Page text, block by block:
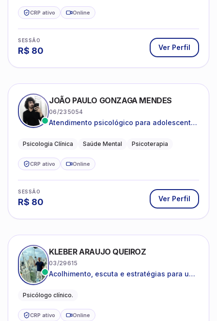
CRP ativo Online
SESSÃO
R$ 80 Ver Perfil
JOÃO PAULO GONZAGA MENDES
06/235054
Atendimento psicológico para adolescentes
depressão e autoestima.
Psicologia Clínica Saúde Mental Psicoterapia
CRP ativo Online
SESSÃO
R$ 80 Ver Perfil
KLEBER ARAUJO QUEIROZ
03/29615
Acolhimento, escuta e estratégias para uma
Psicólogo clínico.
CRP ativo Online